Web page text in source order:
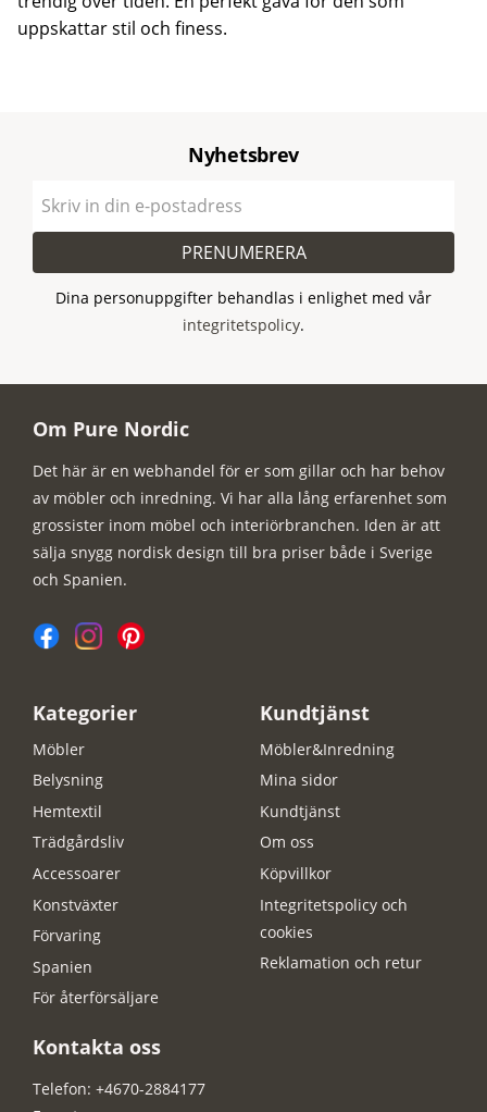
uppskattar stil och finess.
Nyhetsbrev
PRENUMERERA
Dina personuppgifter behandlas i enlighet med vår
integritetspolicy.
Om Pure Nordic
Det här är en webhandel för er som gillar och har behov
av möbler och inredning. Vi har alla lång erfarenhet som
grossister inom möbel och interiörbranchen. Iden är att
sälja snygg nordisk design till bra priser både i Sverige
och Spanien.
Kategorier
Möbler
Belysning
Hemtextil
Trädgårdsliv
Accessoarer
Konstväxter
Förvaring
Spanien
För återförsäljare
Kundtjänst
Möbler&Inredning
Mina sidor
Kundtjänst
Om oss
Köpvillkor
Integritetspolicy och
cookies
Reklamation och retur
Kontakta oss
Telefon: +4670-2884177